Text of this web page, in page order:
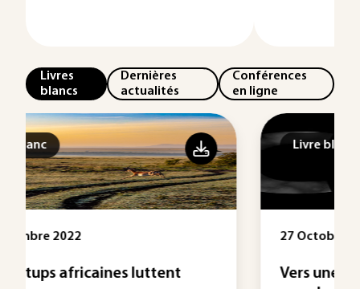
Livres
blancs
Dernières
actualités
Conférences
en ligne
Livre blanc
Vers une industrialisation du